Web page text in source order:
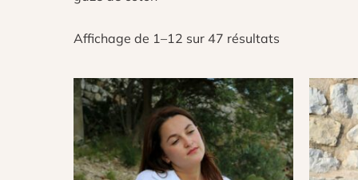
Affichage de 1–12 sur 47 résultats